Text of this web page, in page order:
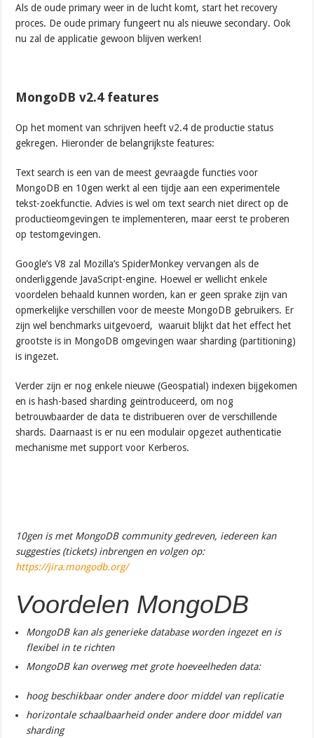
Als de oude primary weer in de lucht komt, start het recovery
proces. De oude primary fungeert nu als nieuwe secondary. Ook
nu zal de applicatie gewoon blijven werken!
MongoDB v2.4 features
Op het moment van schrijven heeft v2.4 de productie status
gekregen. Hieronder de belangrijkste features:
Text search is een van de meest gevraagde functies voor
MongoDB en 10gen werkt al een tijdje aan een experimentele
tekst-zoekfunctie. Advies is wel om text search niet direct op de
productieomgevingen te implementeren, maar eerst te proberen
op testomgevingen.
Google’s V8 zal Mozilla’s SpiderMonkey vervangen als de
onderliggende JavaScript-engine. Hoewel er wellicht enkele
voordelen behaald kunnen worden, kan er geen sprake zijn van
opmerkelijke verschillen voor de meeste MongoDB gebruikers. Er
zijn wel benchmarks uitgevoerd, waaruit blijkt dat het effect het
grootste is in MongoDB omgevingen waar sharding (partitioning)
is ingezet.
Verder zijn er nog enkele nieuwe (Geospatial) indexen bijgekomen
en is hash-based sharding geïntroduceerd, om nog
betrouwbaarder de data te distribueren over de verschillende
shards. Daarnaast is er nu een modulair opgezet authenticatie
mechanisme met support voor Kerberos.
10gen is met MongoDB community gedreven, iedereen kan
suggesties (tickets) inbrengen en volgen op:
https://jira.mongodb.org/
Voordelen MongoDB
MongoDB kan als generieke database worden ingezet en is
flexibel in te richten
MongoDB kan overweg met grote hoeveelheden data:
hoog beschikbaar onder andere door middel van replicatie
horizontale schaalbaarheid onder andere door middel van
sharding